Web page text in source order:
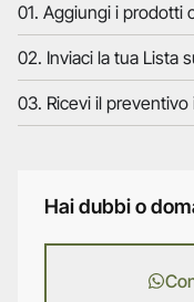
01. Aggiungi i prodotti
02. Inviaci la tua Lista
03. Ricevi il
Hai dubbi o